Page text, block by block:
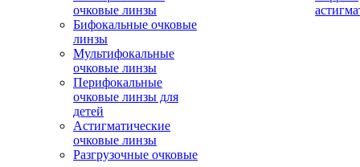
очковые линзы
Бифокальные очковые
линзы
Мультифокальные
очковые линзы
Перифокальные
очковые линзы для
детей
Астигматические
очковые линзы
Разгрузочные очковые